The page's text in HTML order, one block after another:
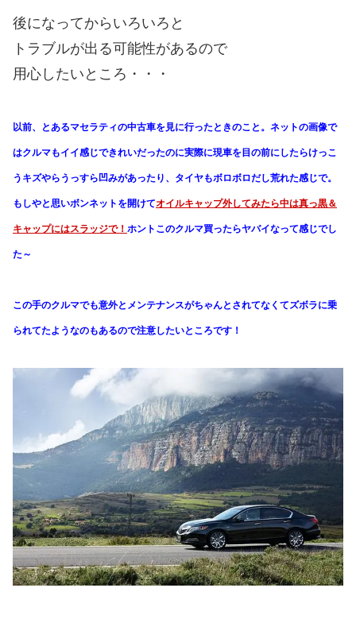
後になってからいろいろと
トラブルが出る可能性があるので
用心したいところ・・・
以前、とあるマセラティの中古車を見に行ったときのこと。ネットの画像で
はクルマもイイ感じできれいだったのに実際に現車を目の前にしたらけっこ
うキズやらうっすら凹みがあったり、タイヤもボロボロだし荒れた感じで。
もしやと思いボンネットを開けてオイルキャップ外してみたら中は真っ黒＆
キャップにはスラッジで！ ホントこのクルマ買ったらヤバイなって感じでし
た～
この手のクルマでも意外とメンテナンスがちゃんとされてなくてズボラに乗
られてたようなのもあるので注意したいところです！